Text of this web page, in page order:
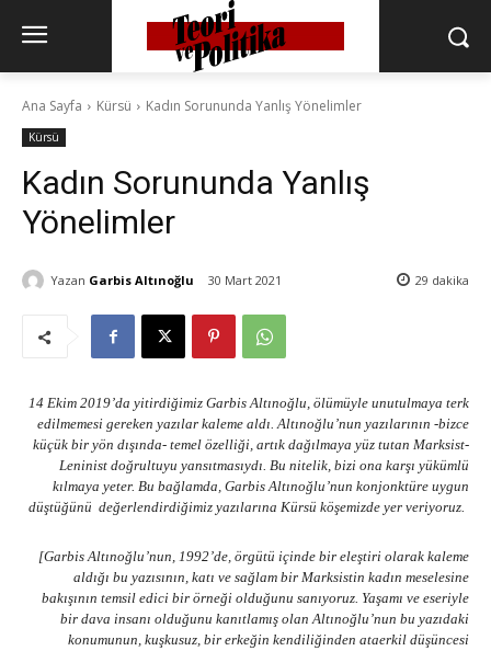
Ana Sayfa Kürsü Kadın Sorununda Yanlış Yönelimler
Kürsü
Kadın Sorununda Yanlış
Yönelimler
Yazan Garbis Altınoğlu 30 Mart 2021 29 dakika
14 Ekim 2019’da yitirdiğimiz Garbis Altınoğlu, ölümüyle unutulmaya terk
edilmemesi gereken yazılar kaleme aldı. Altınoğlu’nun yazılarının -bizce
küçük bir yön dışında- temel özelliği, artık dağılmaya yüz tutan Marksist-
Leninist doğrultuyu yansıtmasıydı. Bu nitelik, bizi ona karşı yükümlü
kılmaya yeter. Bu bağlamda, Garbis Altınoğlu’nun konjonktüre uygun
düştüğünü değerlendirdiğimiz yazılarına Kürsü köşemizde yer veriyoruz.
[Garbis Altınoğlu’nun, 1992’de, örgütü içinde bir eleştiri olarak kaleme
aldığı bu yazısının, katı ve sağlam bir Marksistin kadın meselesine
bakışının temsil edici bir örneği olduğunu sanıyoruz. Yaşamı ve eseriyle
bir dava insanı olduğunu kanıtlamış olan Altınoğlu’nun bu yazıdaki
konumunun, kuşkusuz, bir erkeğin kendiliğinden ataerkil düşüncesi